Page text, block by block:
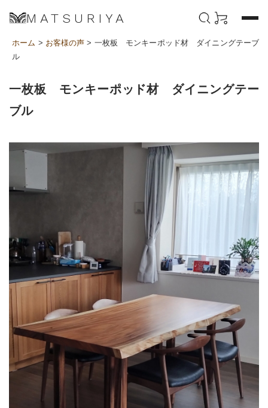
MATSURIYA
ホーム > お客様の声 > 一枚板 モンキーポッド材 ダイニングテーブ
ル
一枚板 モンキーポッド材 ダイニングテー
ブル